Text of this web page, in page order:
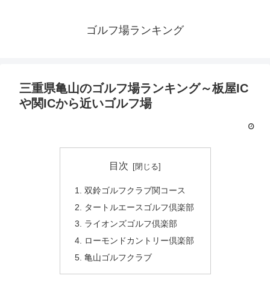
ゴルフ場ランキング
三重県亀山のゴルフ場ランキング～板屋IC
や関ICから近いゴルフ場
目次
双鈴ゴルフクラブ関コース
タートルエースゴルフ倶楽部
ライオンズゴルフ倶楽部
ローモンドカントリー倶楽部
亀山ゴルフクラブ